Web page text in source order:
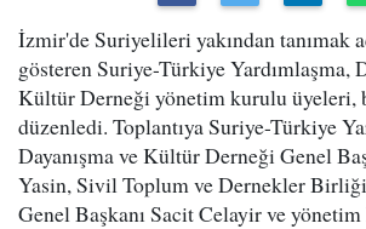
İzmir'de Suriyelileri yakından tanımak
gösteren Suriye-Türkiye Yardımlaşma,
Kültür Derneği yönetim kurulu üyeleri,
düzenledi. Toplantıya Suriye-Türkiye
Dayanışma ve Kültür Derneği Genel
Yasin, Sivil Toplum ve Dernekler
Genel Başkanı Sacit Celayir ve